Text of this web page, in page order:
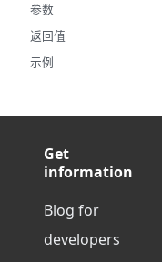
参数
返回值
示例
Get
information
Blog for
developers